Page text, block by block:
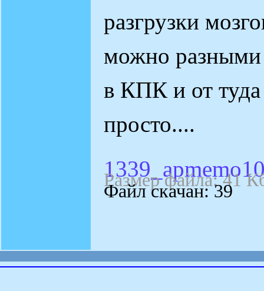
разгрузки
можно разными
в КПК и от туда
просто....
Размер файла: 41
Файл скачан: 39